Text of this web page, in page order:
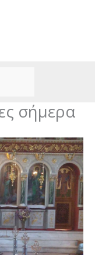
σήμερα